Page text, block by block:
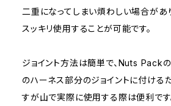
二重になってしまい煩わしい場合が
スッキリ使用することが可能です。
ジョイント方法は簡単で、Nuts Pack
のハーネス部分のジョイントに付ける
すが山で実際に使用する際は便利です